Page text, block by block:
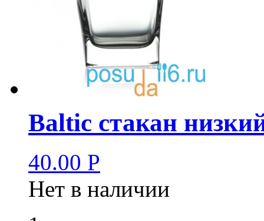
Baltic стакан
40.00 Р
Нет в наличии